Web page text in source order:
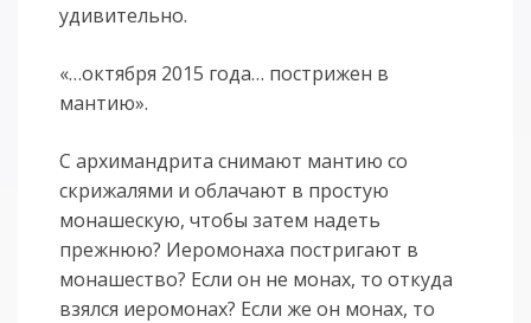
удивительно.
«…октября 2015 года… пострижен в
мантию».
С архимандрита снимают мантию со
скрижалями и облачают в простую
монашескую, чтобы затем надеть
прежнюю? Иеромонаха постригают в
монашество? Если он не монах, то откуда
взялся иеромонах? Если же он монах, то